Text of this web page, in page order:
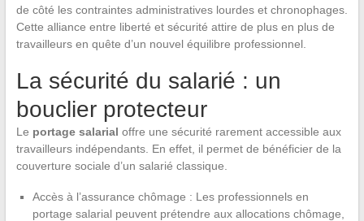
de côté les contraintes administratives lourdes et chronophages.
Cette alliance entre liberté et sécurité attire de plus en plus de
travailleurs en quête d’un nouvel équilibre professionnel.
La sécurité du salarié : un
bouclier protecteur
Le portage salarial offre une sécurité rarement accessible aux
travailleurs indépendants. En effet, il permet de bénéficier de la
couverture sociale d’un salarié classique.
Accès à l’assurance chômage : Les professionnels en
portage salarial peuvent prétendre aux allocations chômage,